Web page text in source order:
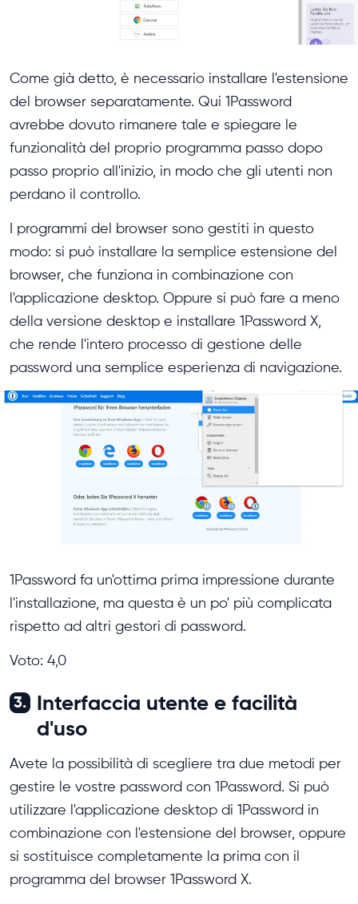
Come già detto, è necessario installare l'estensione
del browser separatamente. Qui 1Password
avrebbe dovuto rimanere tale e spiegare le
funzionalità del proprio programma passo dopo
passo proprio all'inizio, in modo che gli utenti non
perdano il controllo.
I programmi del browser sono gestiti in questo
modo: si può installare la semplice estensione del
browser, che funziona in combinazione con
l'applicazione desktop. Oppure si può fare a meno
della versione desktop e installare 1Password X,
che rende l'intero processo di gestione delle
password una semplice esperienza di navigazione.
1Password fa un'ottima prima impressione durante
l'installazione, ma questa è un po' più complicata
rispetto ad altri gestori di password.
Voto: 4,0
3.
Interfaccia utente e facilità
d'uso
Avete la possibilità di scegliere tra due metodi per
gestire le vostre password con 1Password. Si può
utilizzare l'applicazione desktop di 1Password in
combinazione con l'estensione del browser, oppure
si sostituisce completamente la prima con il
programma del browser 1Password X.